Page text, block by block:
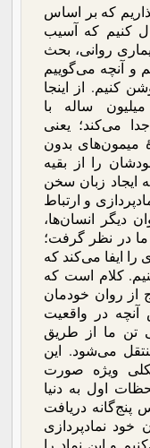
که بر اساس
کنیم که آسیب
روانی، بحث
و آنچه می‌گوییم
کنیم. از اینجا
ساله با
می‌کند؛ یعنی
میمون‌های بدون
را از بقیه
ایجاد زبان سخن
و ارتباط
دیگر انسان‌ها،
در نظر گرفت؛
را ایفا می‌کند که
کلام است که
از روان خودمان
در واقعیت
تن ما از طریق
می‌شود. این
ویژه صورت
اول به دنیا
دریافت
خود نمادپردازی
و این نماد را